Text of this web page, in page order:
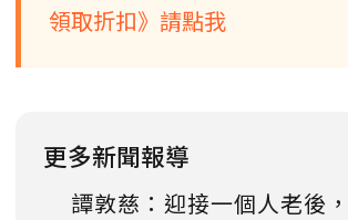
領取折扣》請點我
更多新聞報導
譚敦慈：迎接一個人老後